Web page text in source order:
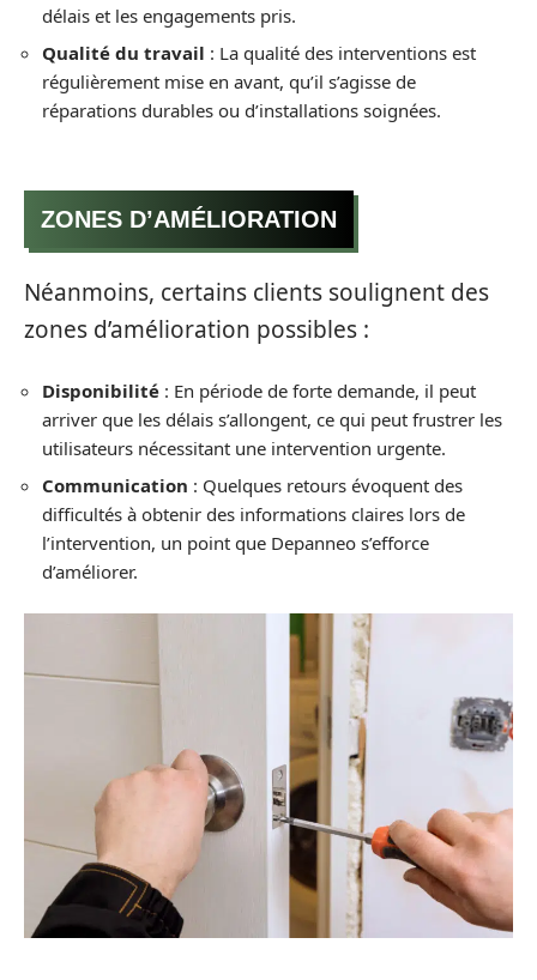
délais et les engagements pris.
Qualité du travail : La qualité des interventions est
régulièrement mise en avant, qu’il s’agisse de
réparations durables ou d’installations soignées.
ZONES D’AMÉLIORATION
Néanmoins, certains clients soulignent des
zones d’amélioration possibles :
Disponibilité : En période de forte demande, il peut
arriver que les délais s’allongent, ce qui peut frustrer les
utilisateurs nécessitant une intervention urgente.
Communication : Quelques retours évoquent des
difficultés à obtenir des informations claires lors de
l’intervention, un point que Depanneo s’efforce
d’améliorer.